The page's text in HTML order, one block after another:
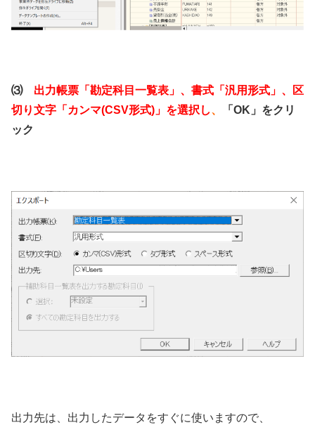
⑶ 出力帳票「勘定科目一覧表」、書式「汎用形式」、区
切り文字「カンマ(CSV形式)」を選択し、
「OK」をクリ
ック
出力先は、出力したデータをすぐに使いますので、